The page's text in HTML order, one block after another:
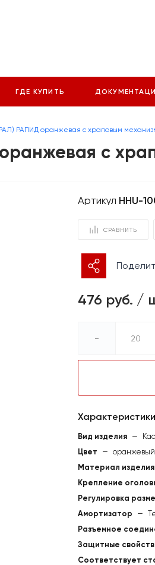
ГДЕ КУПИТЬ
РАПИД оранжевая с храповым
с
Артикул HHU-
СРАВНИТЬ
476 руб. /
-
Характеристики
Вид изделия —
Цвет
— оранжевый
Материал изделия
Крепление
Регулировка
Амортизатор
—
Разъемное
Защитные
Соответствует